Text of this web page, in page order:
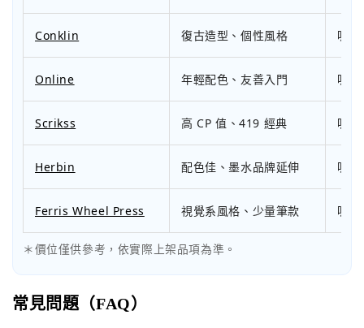
Conklin 復古造型、個性風格 吸
Online 年輕配色、友善入門 吸
Scrikss 高 CP 值、419 經典 吸
Herbin 配色佳、墨水品牌延伸 吸
Ferris Wheel Press 視覺系風格、少量筆款 吸
＊價位僅供參考，依實際上架品項為準。
常見問題（FAQ）